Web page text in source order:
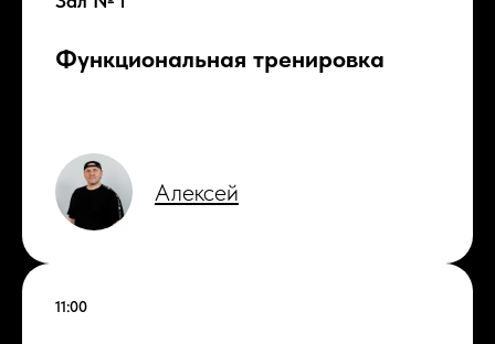
Функциональная тренировка
Алексей
11:00